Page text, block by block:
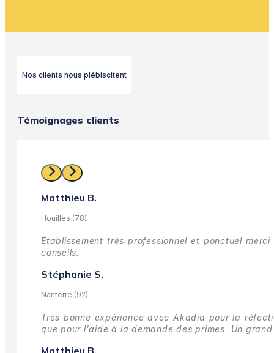
Nos clients nous plébiscitent
Témoignages clients
Matthieu B.
Houilles (78)
Établissement très professionnel et ponctuel
conseils.
Stéphanie S.
Nanterre (92)
Très bonne expérience avec Akadia pour la
que pour l'aide à la demande des primes. Un
Matthieu B.